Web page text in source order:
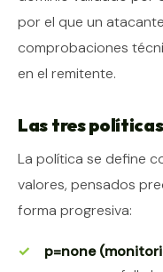
por el que un
comprobaciones
en el remitente.
Las tres
La política se define
valores, pensados
forma progresiva:
p=none